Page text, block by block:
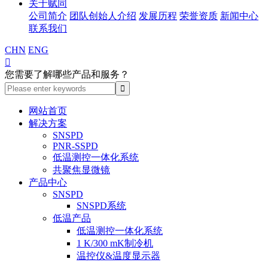
关于赋同
公司简介 团队创始人介绍 发展历程 荣誉资质 新闻中心
联系我们
CHN ENG

您需要了解哪些产品和服务？
网站首页
解决方案
SNSPD
PNR-SSPD
低温测控一体化系统
共聚焦显微镜
产品中心
SNSPD
SNSPD系统
低温产品
低温测控一体化系统
1 K/300 mK制冷机
温控仪&温度显示器